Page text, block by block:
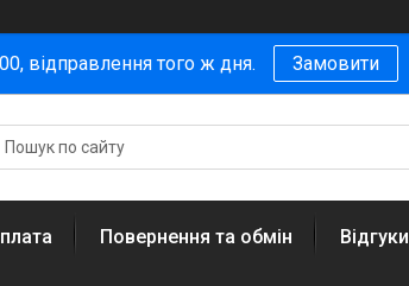
відправлення того ж дня. Замовити
Повернення та обмін Відгуки